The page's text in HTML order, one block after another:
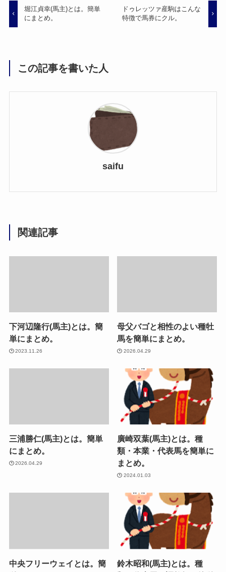
堀江貞幸(馬主)とは。簡単
にまとめ。
ドゥレッツァ産駒はこんな
特徴で馬券にクル。
この記事を書いた人
saifu
関連記事
下河辺隆行(馬主)とは。簡
単にまとめ。
2023.11.26
母父バゴと相性のよい種牡
馬を簡単にまとめ。
2026.04.29
三浦勝仁(馬主)とは。簡単
にまとめ。
2026.04.29
廣崎双葉(馬主)とは。種
類・本業・代表馬を簡単に
まとめ。
2024.01.03
中央フリーウェイとは。簡
鈴木昭和(馬主)とは。種